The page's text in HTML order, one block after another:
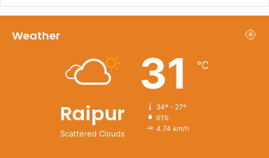
Weather
Raipur
Scattered Clouds
31 ℃
34º - 27º
61%
4.74 km/h